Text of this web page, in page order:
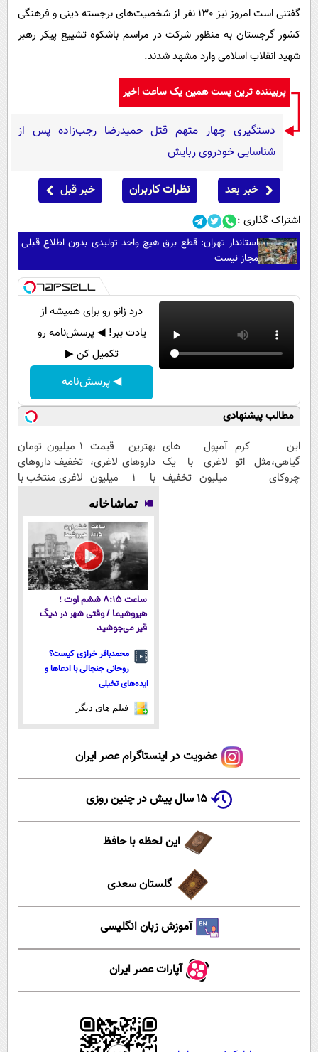
گفتنی است امروز نیز 130 نفر از شخصیت‌های برجسته دینی و فرهنگی
کشور گرجستان به منظور شرکت در مراسم باشکوه تشییع پیکر رهبر
شهید انقلاب اسلامی وارد مشهد شدند.
پربیننده ترین پست همین یک ساعت اخیر
دستگیری چهار متهم قتل حمیدرضا رجب‌زاده پس از
شناسایی خودروی ربایش
خبر بعد نظرات کاربران خبر قبل
اشتراک گذاری :
استاندار تهران: قطع برق هیچ واحد تولیدی بدون اطلاع قبلی
مجاز نیست
درد زانو رو برای همیشه از
یادت ببر! ◀ پرسش‌نامه رو
تکمیل کن ▶
◀ پرسش‌نامه
مطالب پیشنهادی
این کرم
گیاهی،مثل اتو
چروکای
آمپول های
لاغری با یک
میلیون تخفیف
بهترین قیمت
داروهای لاغری،
با ۱ میلیون
تخفیف و ارسال
از داروخانه‌
۱ میلیون تومان
تخفیف داروهای
لاغری منتخب با
نزدیکت
تماشاخانه
ساعت ۸:۱۵ ششم اوت ؛
هیروشیما / وقتی شهر در دیگ
قیر می‌جوشید
محمدباقر خرازی کیست؟
روحانی جنجالی با ادعاها و
ایده‌های تخیلی
فیلم های دیگر
عضویت در اینستاگرام عصر ایران
۱۵ سال پیش در چنین روزی
این لحظه با حافظ
گلستان سعدی
آموزش زبان انگلیسی
آپارات عصر ایران